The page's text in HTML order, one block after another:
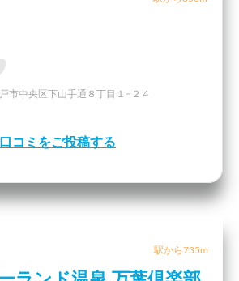
市中央区下山手通８丁目１−２４
口コミをご投稿する
駅から735m